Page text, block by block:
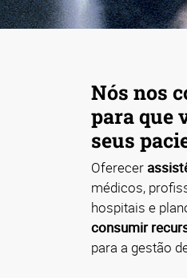
Nós nos
para que
seus
Oferecer
médicos,
hospitais e
consumir
para a gestão